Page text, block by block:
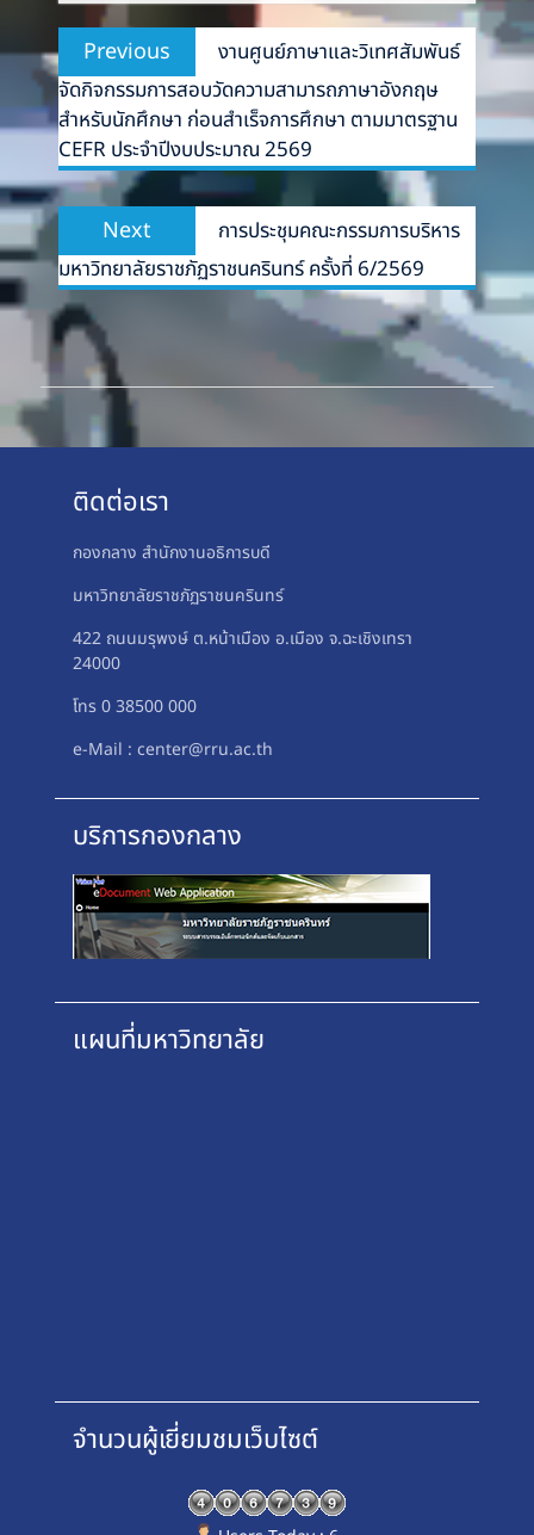
Post
navigation
Previous
Previous
post:
งานศูนย์ภาษาและวิเทศสัมพันธ์
จัดกิจกรรมการสอบวัดความสามารถภาษาอังกฤษ
สำหรับนักศึกษา ก่อนสำเร็จการศึกษา ตามมาตรฐาน
CEFR ประจำปีงบประมาณ 2569
Next
post:
การประชุมคณะกรรมการบริหาร
มหาวิทยาลัยราชภัฏราชนครินทร์ ครั้งที่ 6/2569
ติดต่อเรา
กองกลาง สำนักงานอธิการบดี
มหาวิทยาลัยราชภัฏราชนครินทร์
422 ถนนมรุพงษ์ ต.หน้าเมือง อ.เมือง จ.ฉะเชิงเทรา
24000
โทร 0 38500 000
e-Mail : center@rru.ac.th
บริการกองกลาง
แผนที่มหาวิทยาลัย
จำนวนผู้เยี่ยมชมเว็บไซต์